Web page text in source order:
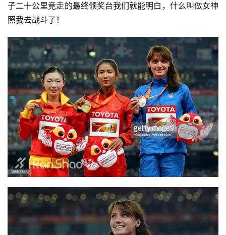
子二十公里竞走的最终领奖台我们就能明白，什么叫做女神
照我去战斗了！